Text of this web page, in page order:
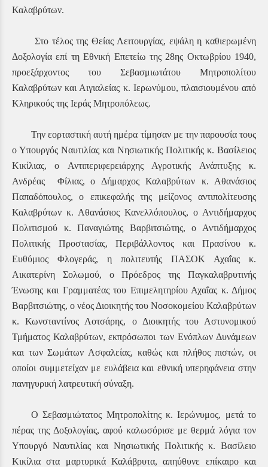
Καλαβρύτων.
Στο τέλος της Θείας Λειτουργίας, εψάλη η καθιερωμένη
Δοξολογία επί τη Εθνική Επετείω της 28ης Οκτωβρίου 1940,
προεξάρχοντος του Σεβασμιωτάτου Μητροπολίτου
Καλαβρύτων και Αιγιαλείας κ. Ιερωνύμου, πλαισιουμένου από
Κληρικούς της Ιεράς Μητροπόλεως.
Την εορταστική αυτή ημέρα τίμησαν με την παρουσία τους
ο Υπουργός Ναυτιλίας και Νησιωτικής Πολιτικής κ. Βασίλειος
Κικίλιας,
ο Αντιπεριφερειάρχης Αγροτικής Ανάπτυξης κ.
Ανδρέας Φίλιας,
ο Δήμαρχος Καλαβρύτων κ. Αθανάσιος
Παπαδόπουλος,
ο επικεφαλής της μείζονος αντιπολίτευσης
Καλαβρύτων κ. Αθανάσιος Κανελλόπουλος, ο Αντιδήμαρχος
Πολιτισμού κ. Παναγιώτης Βαρβιτσιώτης, ο Αντιδήμαρχος
Πολιτικής Προστασίας, Περιβάλλοντος και Πρασίνου κ.
Ευθύμιος Φλογεράς, η πολιτευτής ΠΑΣΟΚ Αχαΐας κ.
Αικατερίνη Σολωμού, ο Πρόεδρος της Παγκαλαβρυτινής
Ένωσης και Γραμματέας του Επιμελητηρίου Αχαΐας κ. Δήμος
Βαρβιτσιώτης, ο νέος Διοικητής του Νοσοκομείου Καλαβρύτων
κ. Κωνσταντίνος Λοτσάρης, ο Διοικητής του Αστυνομικού
Τμήματος Καλαβρύτων, εκπρόσωποι των Ενόπλων Δυνάμεων
και των Σωμάτων Ασφαλείας, καθώς και πλήθος πιστών, οι
οποίοι συμμετείχαν με ευλάβεια και εθνική υπερηφάνεια στην
πανηγυρική λατρευτική σύναξη.
Ο Σεβασμιώτατος Μητροπολίτης κ. Ιερώνυμος, μετά το
πέρας της Δοξολογίας, αφού καλωσόρισε με θερμά λόγια τον
Υπουργό Ναυτιλίας και Νησιωτικής Πολιτικής κ. Βασίλειο
Κικίλια στα μαρτυρικά Καλάβρυτα, απηύθυνε επίκαιρο και